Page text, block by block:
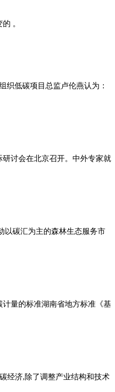
。
织低碳项目总监卢伦燕认为：
讨会在北京召开。中外专家就
以碳汇为主的森林生态服务市
量的标准湖南省地方标准《基
经济,除了调整产业结构和技术